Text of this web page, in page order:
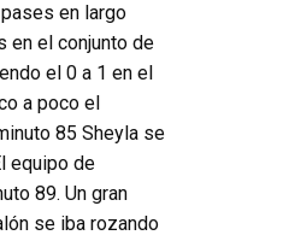
en largo
en el conjunto de
el 0 a 1 en el
a poco el
85 Sheyla se
equipo de
89. Un gran
se iba rozando